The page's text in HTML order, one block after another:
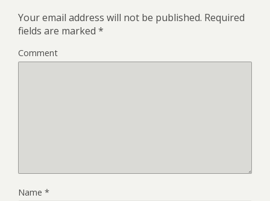
Your email address will not be published. Required
fields are marked *
Comment
Name *